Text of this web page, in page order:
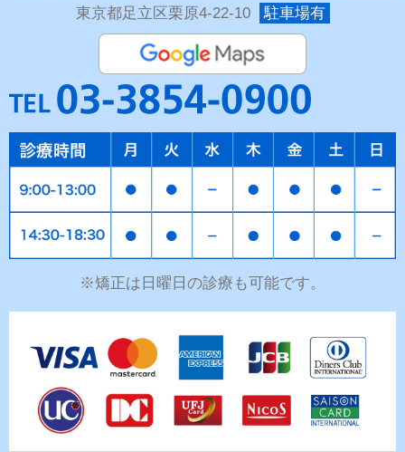
東京都足立区栗原4-22-10 駐車場有
※矯正は日曜日の診療も可能です。